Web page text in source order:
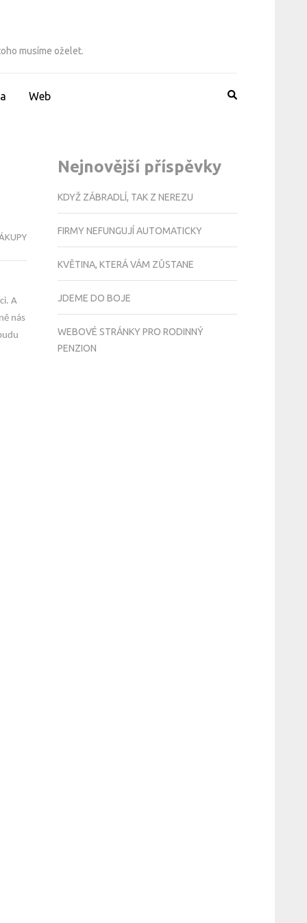
musíme oželet.
Web
A
nás
Nejnovější příspěvky
KDYŽ ZÁBRADLÍ, TAK Z NEREZU
FIRMY NEFUNGUJÍ AUTOMATICKY
KVĚTINA, KTERÁ VÁM ZŮSTANE
JDEME DO BOJE
WEBOVÉ STRÁNKY PRO RODINNÝ
PENZION